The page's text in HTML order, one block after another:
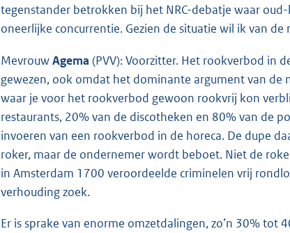
tegenstander betrokken bij het NRC-debatje waar
oneerlijke concurrentie. Gezien de situatie wil ik van
MevrouwAgema (PVV): Voorzitter. Het rookverbod in
gewezen, ook omdat het dominante argument van de
waar je voor het rookverbod gewoon rookvrij kon
restaurants, 20% van de discotheken en 80% van de
invoeren van een rookverbod in de horeca. De dupe
roker, maar de ondernemer wordt beboet. Niet de
in Amsterdam 1700 veroordeelde criminelen vrij
verhouding zoek.
Er is sprake van enorme omzetdalingen, zo’n 30%